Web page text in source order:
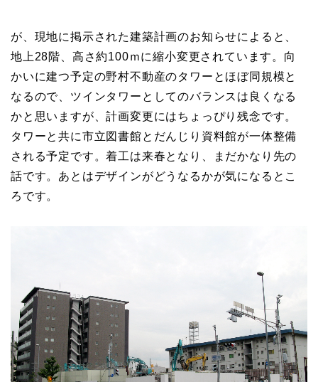
が、現地に掲示された建築計画のお知らせによると、
地上28階、高さ約100ｍに縮小変更されています。向
かいに建つ予定の野村不動産のタワーとほぼ同規模と
なるので、ツインタワーとしてのバランスは良くなる
かと思いますが、計画変更にはちょっぴり残念です。
タワーと共に市立図書館とだんじり資料館が一体整備
される予定です。着工は来春となり、まだかなり先の
話です。あとはデザインがどうなるかが気になるとこ
ろです。